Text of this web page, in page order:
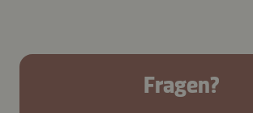
Fragen?